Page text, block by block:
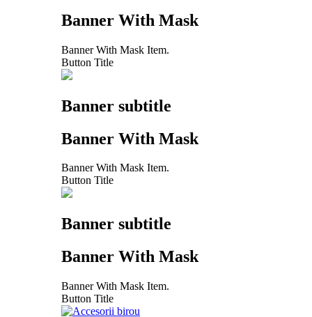
Banner With Mask
Banner With Mask Item.
Button Title
Banner subtitle
Banner With Mask
Banner With Mask Item.
Button Title
Banner subtitle
Banner With Mask
Banner With Mask Item.
Button Title